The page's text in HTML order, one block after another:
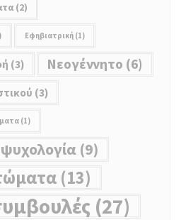
(2)
Εφηβιατρική (1)
(3) Νεoγέννητο (6)
(3)
(1)
(9)
(13)
(27)